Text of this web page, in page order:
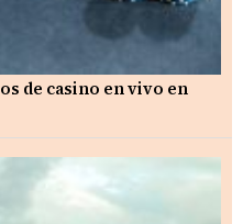
de casino en vivo en